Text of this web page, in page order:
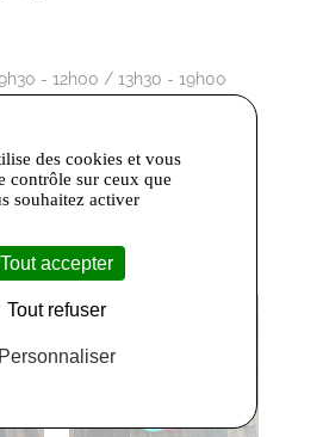
- 12h00 / 13h30 - 19h00
/ 13h30 - 18h30
AUSSI
des cookies et vous
contrôle sur ceux que
souhaitez activer
Tout accepter
Tout refuser
Personnaliser